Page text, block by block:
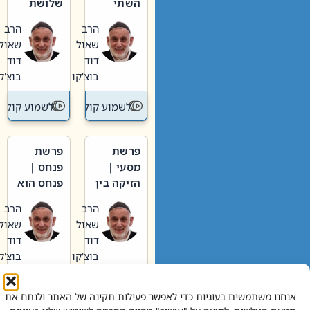
אנחנו משתמשים בעוגיות כדי לאפשר פעילות תקינה של האתר ולנתח את
וערב של
חיינו
הרב
שאול
דוד
בוצ'קו
לשמוע קול תורה – מדרש
האבות
הרב
שאול
דוד
בוצ'קו
לשמוע קול
פרשת
מסעי |
הזיקה בין
הגדול לעם הרב
שאול
דוד
בוצ'קו
לשמוע קול תורה – מדרש
פרשת
פנחס |
פנחס הוא
אליהו: בין
קנאות
הורסת
לקנאות
בונה
הרב
שאול
דוד
בוצ'קו
לשמוע קול